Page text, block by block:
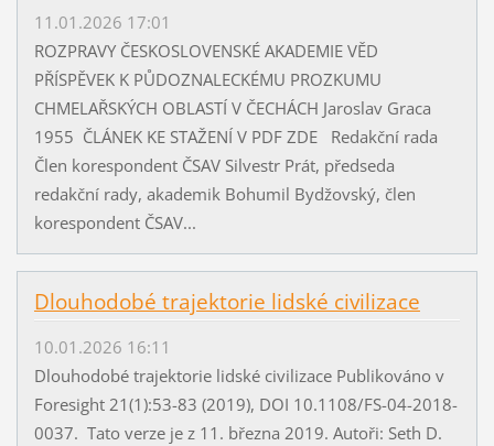
11.01.2026 17:01
ROZPRAVY ČESKOSLOVENSKÉ AKADEMIE VĚD
PŘÍSPĚVEK K PŮDOZNALECKÉMU PROZKUMU
CHMELAŘSKÝCH OBLASTÍ V ČECHÁCH Jaroslav Graca
1955 ČLÁNEK KE STAŽENÍ V PDF ZDE Redakční rada
Člen korespondent ČSAV Silvestr Prát, předseda
redakční rady, akademik Bohumil Bydžovský, člen
korespondent ČSAV...
Dlouhodobé trajektorie lidské civilizace
10.01.2026 16:11
Dlouhodobé trajektorie lidské civilizace Publikováno v
Foresight 21(1):53-83 (2019), DOI 10.1108/FS-04-2018-
0037. Tato verze je z 11. března 2019. Autoři: Seth D.